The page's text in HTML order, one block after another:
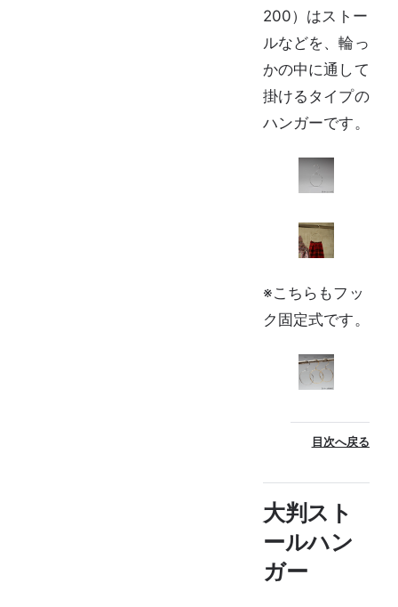
200）はストー
ルなどを、輪っ
かの中に通して
掛けるタイプの
ハンガーです。
※こちらもフッ
ク固定式です。
目次へ戻る
大判スト
ールハン
ガー